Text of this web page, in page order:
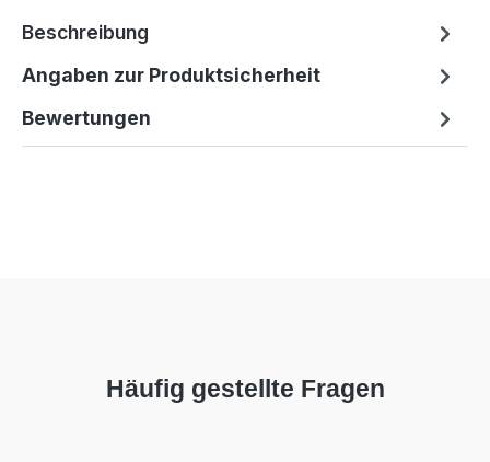
Beschreibung
Angaben zur Produktsicherheit
Bewertungen
Häufig gestellte Fragen